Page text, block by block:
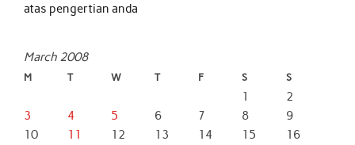
atas pengertian anda
March 2008
M T W T F S S
1
2
3
4 5 6 7 8
9
10
11 12 13 14 15
16